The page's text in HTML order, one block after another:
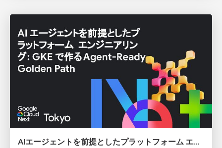
AIエージェントを前提としたプラットフォーム エンジニアリング：GKEで作るAgent-Ready Golden Path